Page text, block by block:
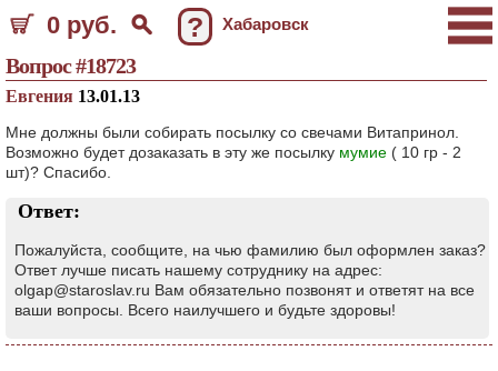
0 руб. ? Хабаровск
Вопрос #18723
Евгения 13.01.13
Мне должны были собирать посылку со свечами Витапринол.
Возможно будет дозаказать в эту же посылку мумие ( 10 гр - 2
шт)? Спасибо.
Ответ:
Пожалуйста, сообщите, на чью фамилию был оформлен заказ?
Ответ лучше писать нашему сотруднику на адрес:
olgap@staroslav.ru Вам обязательно позвонят и ответят на все
ваши вопросы. Всего наилучшего и будьте здоровы!